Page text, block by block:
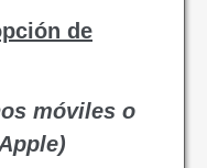
de
móviles o